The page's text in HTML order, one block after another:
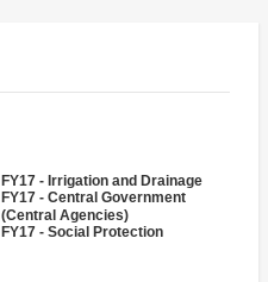
FY17 - Irrigation and Drainage
FY17 - Central Government
(Central Agencies)
FY17 - Social Protection